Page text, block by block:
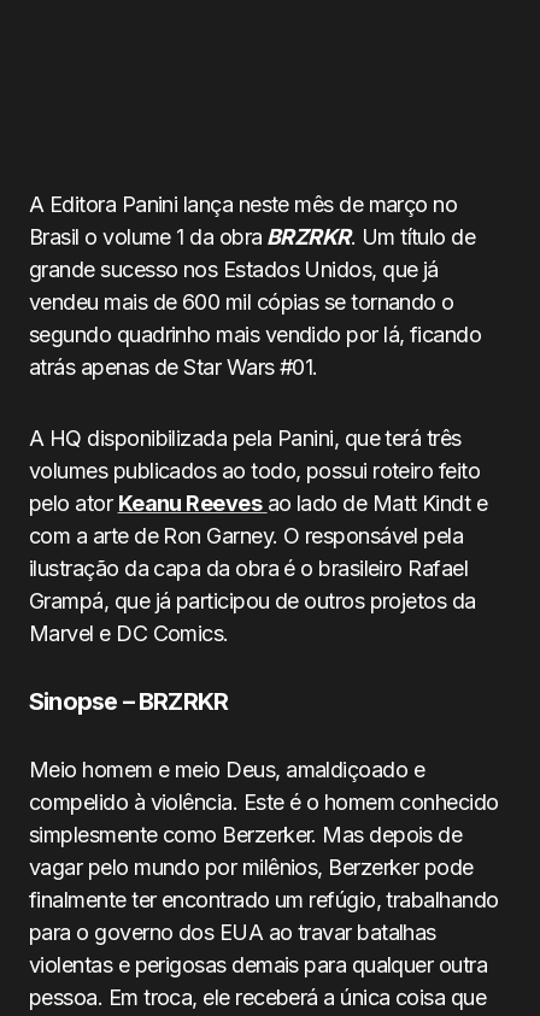
A Editora Panini lança neste mês de março no
Brasil o volume 1 da obra BRZRKR. Um título de
grande sucesso nos Estados Unidos, que já
vendeu mais de 600 mil cópias se tornando o
segundo quadrinho mais vendido por lá, ficando
atrás apenas de Star Wars #01.
A HQ disponibilizada pela Panini, que terá três
volumes publicados ao todo, possui roteiro feito
pelo ator Keanu Reeves ao lado de Matt Kindt e
com a arte de Ron Garney. O responsável pela
ilustração da capa da obra é o brasileiro Rafael
Grampá, que já participou de outros projetos da
Marvel e DC Comics.
Sinopse – BRZRKR
Meio homem e meio Deus, amaldiçoado e
compelido à violência. Este é o homem conhecido
simplesmente como Berzerker. Mas depois de
vagar pelo mundo por milênios, Berzerker pode
finalmente ter encontrado um refúgio, trabalhando
para o governo dos EUA ao travar batalhas
violentas e perigosas demais para qualquer outra
pessoa. Em troca, ele receberá a única coisa que